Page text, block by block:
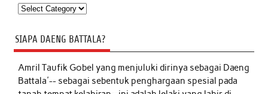
Kategori
SIAPA DAENG BATTALA?
Amril Taufik Gobelyang menjuluki dirinya sebagai Daeng
Battala'-- sebagai sebentuk penghargaan spesial pada